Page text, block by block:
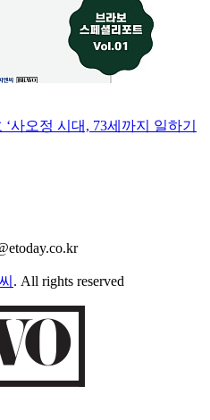
사오정 시대, 73세까지 일하기
. All rights reserved